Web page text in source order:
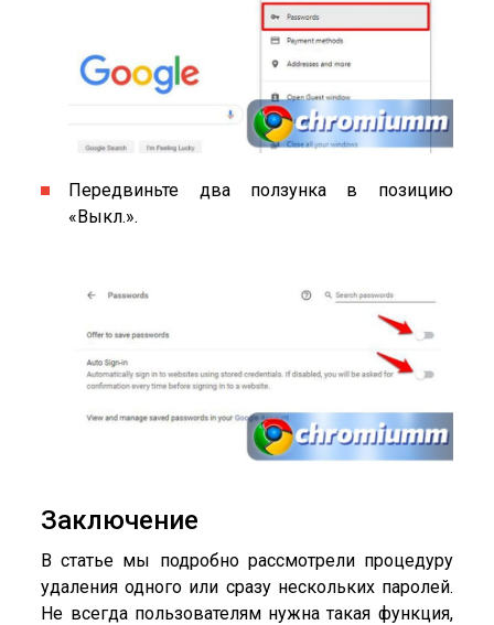
Передвиньте два ползунка в позицию
«Выкл.».
Заключение
В статье мы подробно рассмотрели процедуру
удаления одного или сразу нескольких паролей.
Не всегда пользователям нужна такая функция,